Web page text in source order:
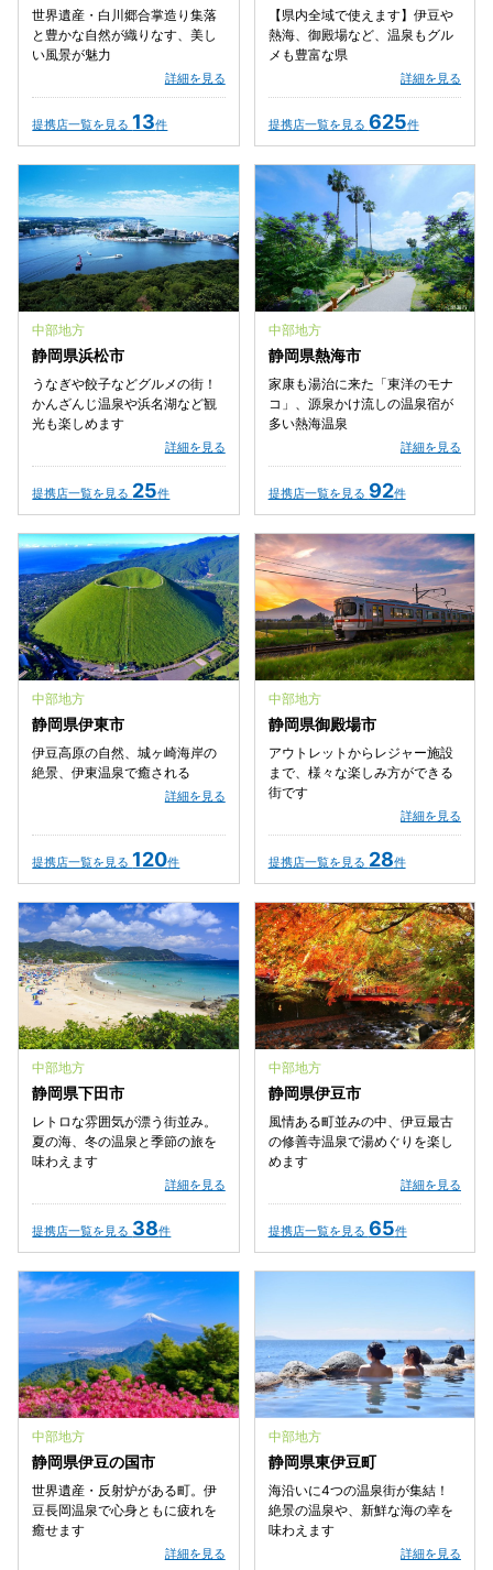
世界遺産・白川郷合掌造り集落
と豊かな自然が織りなす、美し
い風景が魅力
詳細を見る
提携店一覧を見る 13件
【県内全域で使えます】伊豆や
熱海、御殿場など、温泉もグル
メも豊富な県
詳細を見る
提携店一覧を見る 625件
中部地方
静岡県浜松市
うなぎや餃子などグルメの街！
かんざんじ温泉や浜名湖など観
光も楽しめます
詳細を見る
提携店一覧を見る 25件
中部地方
静岡県熱海市
家康も湯治に来た「東洋のモナ
コ」、源泉かけ流しの温泉宿が
多い熱海温泉
詳細を見る
提携店一覧を見る 92件
中部地方
静岡県伊東市
伊豆高原の自然、城ヶ崎海岸の
絶景、伊東温泉で癒される
詳細を見る
提携店一覧を見る 120件
中部地方
静岡県御殿場市
アウトレットからレジャー施設
まで、様々な楽しみ方ができる
街です
詳細を見る
提携店一覧を見る 28件
中部地方
静岡県下田市
レトロな雰囲気が漂う街並み。
夏の海、冬の温泉と季節の旅を
味わえます
詳細を見る
提携店一覧を見る 38件
中部地方
静岡県伊豆市
風情ある町並みの中、伊豆最古
の修善寺温泉で湯めぐりを楽し
めます
詳細を見る
提携店一覧を見る 65件
中部地方
静岡県伊豆の国市
世界遺産・反射炉がある町。伊
豆長岡温泉で心身ともに疲れを
癒せます
詳細を見る
中部地方
静岡県東伊豆町
海沿いに4つの温泉街が集結！
絶景の温泉や、新鮮な海の幸を
味わえます
詳細を見る